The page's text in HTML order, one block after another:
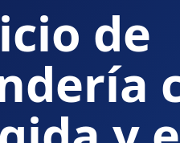
de